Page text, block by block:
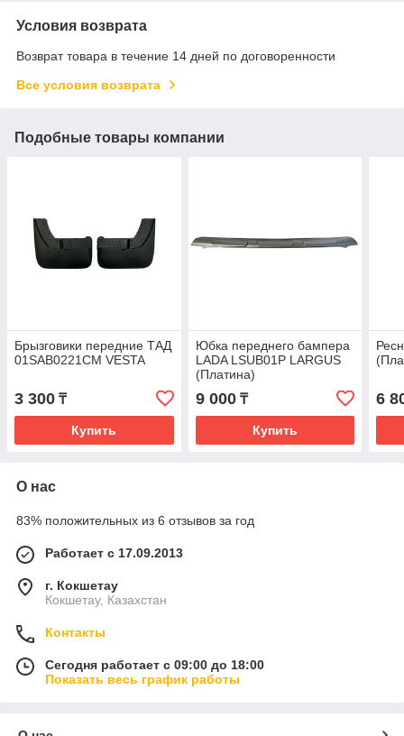
Условия возврата
Возврат товара в течение 14 дней по договоренности
Все условия возврата
Подобные товары компании
Брызговики передние ТАД
01SAB0221CM VESTA
3 300 ₸
Купить
Юбка переднего бампера
LADA LSUB01P LARGUS
(Платина)
9 000₸
Купить
6
О нас
83% положительных из 6 отзывов за год
Работает с 17.09.2013
г. Кокшетау
Кокшетау, Казахстан
Контакты
Сегодня работает с 09:00 до 18:00
Показать весь график работы